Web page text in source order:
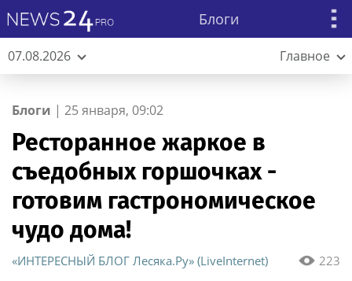
Блоги
07.08.2026 Главное
Блоги | 25 января, 09:02
Ресторанное жаркое в
съедобных горшочках -
готовим гастрономическое
чудо дома!
223
«ИНТЕРЕСНЫЙ БЛОГ Лесяка.Ру» (LiveInternet)